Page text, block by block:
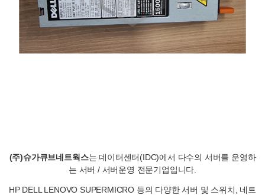
(주)슈가큐브네트웍스는 데이터센터(IDC)에서 다수의 서버를 운영하
는 서버 / 서버운영 전문기업입니다.
HP DELL LENOVO SUPERMICRO 등의 다양한 서버 및 스위치, 네트